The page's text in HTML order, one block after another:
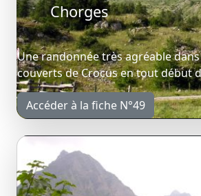
Chorges
Une randonnée très agréable
couverts de Crocus en tout début
Accéder à la fiche N°49